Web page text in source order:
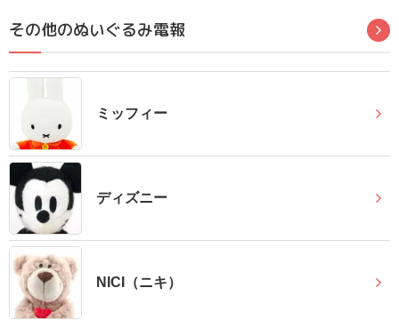
注
内
ご
（非
その他のぬいぐるみ電報
ミッフィー
ディズニー
NICI（ニキ）